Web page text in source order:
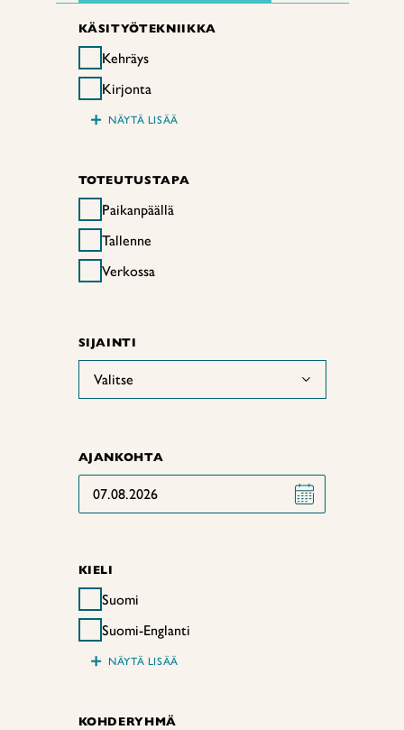
KÄSITYÖTEKNIIKKA
Kehräys
Kirjonta
+ NÄYTÄ LISÄÄ
TOTEUTUSTAPA
Paikanpäällä
Tallenne
Verkossa
SIJAINTI
Valitse
AJANKOHTA
07.08.2026
KIELI
Suomi
Suomi-Englanti
+ NÄYTÄ LISÄÄ
KOHDERYHMÄ